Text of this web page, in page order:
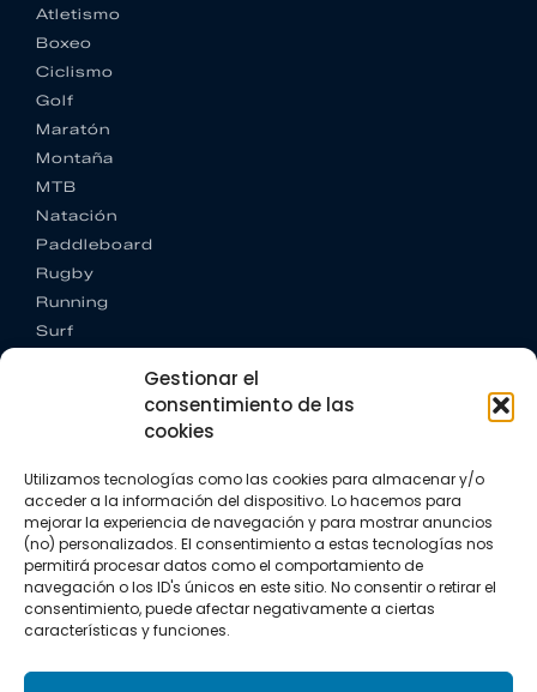
Gestionar el
consentimiento de las
cookies
Utilizamos tecnologías como las cookies para almacenar y/o
acceder a la información del dispositivo. Lo hacemos para
mejorar la experiencia de navegación y para mostrar anuncios
(no) personalizados. El consentimiento a estas tecnologías nos
permitirá procesar datos como el comportamiento de
navegación o los ID's únicos en este sitio. No consentir o retirar el
consentimiento, puede afectar negativamente a ciertas
características y funciones.
Atletismo
Boxeo
Ciclismo
Golf
Maratón
Montaña
MTB
Natación
Paddleboard
Rugby
Running
Surf
CONTACTO
+34 662 342 177
info@vkssport.com
SÍGUENOS